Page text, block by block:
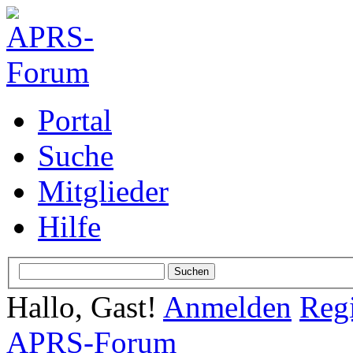
Portal
Suche
Mitglieder
Hilfe
Hallo, Gast! Anmelden
APRS-Forum